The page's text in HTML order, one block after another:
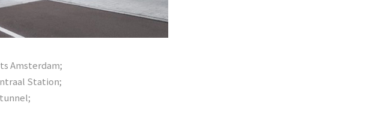
Amsterdam;
Station;